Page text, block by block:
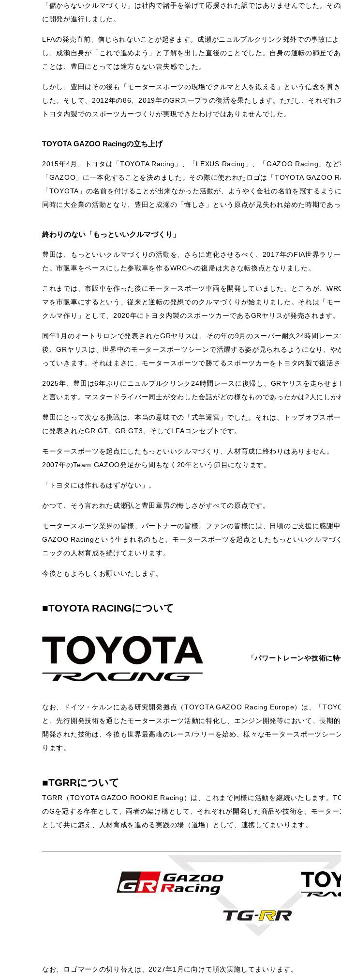
「儲からないクルマづくり」は社内で諸手を挙げて応援された訳ではありませんでした。そ
に開発が進行しました。
LFAの発売直前、信じられないことが起きます。成瀬がニュルブルクリンク郊外での事故に
し、成瀬自身が「これで進めよう」と了解を出した直後のことでした。自身の運転の師匠で
ことは、豊田にとっては途方もない喪失感でした。
しかし、豊田はその後も「モータースポーツの現場でクルマと人を鍛える」という信念を貫
した。そして、2012年の86、2019年のGRスープラの復活を果たします。ただし、それぞれ
トヨタ内製でのスポーツカーづくりが実現できたわけではありませんでした。
TOYOTA GAZOO Racingの立ち上げ
2015年4月、トヨタは「TOYOTA Racing」、「LEXUS Racing」、「GAZOO Racing」な
「GAZOO」に一本化することを決めました。その際に使われたロゴは「TOYOTA GAZOO
「TOYOTA」の名前を付けることが出来なかった活動が、ようやく会社の名前を冠するよう
同時に大企業の活動となり、豊田と成瀬の「悔しさ」という原点が見失われ始めた時期であっ
終わりのない「もっといいクルマづくり」
豊田は、もっといいクルマづくりの活動を、さらに進化させるべく、2017年のFIA世界ラリ
た。市販車をベースにした参戦車を作るWRCへの復帰は大きな転換点となりました。
これまでは、市販車を作った後にモータースポーツ車両を開発していました。ところが、
マを市販車にするという、従来と逆転の発想でのクルマづくりが始まりました。それは「モ
クルマ作り」として、2020年にトヨタ内製のスポーツカーであるGRヤリスが発売されます。
同年1月のオートサロンで発表されたGRヤリスは、その年の9月のスーパー耐久24時間レー
後、GRヤリスは、世界中のモータースポーツシーンで活躍する姿が見られるようになり、
っていきます。それはまさに、モータースポーツで勝てるスポーツカーをトヨタ内製で復活さ
2025年、豊田は6年ぶりにニュルブルクリンク24時間レースに復帰し、GRヤリスを走らせ
と言います。マスタードライバー同士が交わした会話がどの様なものであったかは2人にしか
豊田にとって次なる挑戦は、本当の意味での「式年遷宮」でした。それは、トップオブスポ
に発表されたGR GT、GR GT3、そしてLFAコンセプトです。
モータースポーツを起点にしたもっといいクルマづくり、人材育成に終わりはありません。
2007年のTeam GAZOO発足から間もなく20年という節目になります。
「トヨタには作れるはずがない」。
かつて、そう言われた成瀬弘と豊田章男の悔しさがすべての原点です。
モータースポーツ業界の皆様、パートナーの皆様、ファンの皆様には、日頃のご支援に感謝
GAZOO Racingという生まれ名のもと、モータースポーツを起点としたもっといいクルマづ
ニックの人材育成を続けてまいります。
今後ともよろしくお願いいたします。
■TOYOTA RACINGについて
「パワートレーンや技術に
なお、ドイツ・ケルンにある研究開発拠点（TOYOTA GAZOO Racing Europe）は、「
と、先行開発技術を通じたモータースポーツ活動に特化し、エンジン開発等において、長期
開発された技術は、今後も世界最高峰のレース/ラリーを始め、様々なモータースポーツシー
ります。
■TGRRについて
TGRR（TOYOTA GAZOO ROOKIE Racing）は、これまで同様に活動を継続いたします。
のGを冠する存在として、両者の架け橋として、それぞれが開発した商品や技術を、モータ
として共に鍛え、人材育成を進める実践の場（道場）として、連携してまいります。
なお、ロゴマークの切り替えは、2027年1月に向けて順次実施してまいります。